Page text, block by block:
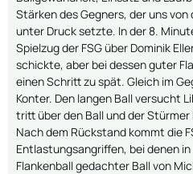
Stärken des Gegners, der uns
unter Druck setzte. In der 8.
Spielzug der FSG über Dominik
schickte, aber bei dessen guter
einen Schritt zu spät. Gleich im
Konter. Den langen Ball versucht
tritt über den Ball und der
Nach dem Rückstand kommt die
Entlastungsangriffen, bei denen in
Flankenball gedachter Ball von